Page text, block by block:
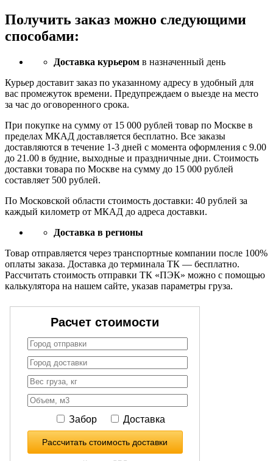
Получить заказ можно следующими
способами:
Доставка курьером в назначенный день
Курьер доставит заказ по указанному адресу в удобный для
вас промежуток времени. Предупреждаем о выезде на место
за час до оговоренного срока.
При покупке на сумму от 15 000 рублей товар по Москве в
пределах МКАД доставляется бесплатно. Все заказы
доставляются в течение 1-3 дней с момента оформления с 9.00
до 21.00 в будние, выходные и праздничные дни. Стоимость
доставки товара по Москве на сумму до 15 000 рублей
составляет 500 рублей.
По Московской области стоимость доставки: 40 рублей за
каждый километр от МКАД до адреса доставки.
Доставка в регионы
Товар отправляется через транспортные компании после 100%
оплаты заказа. Доставка до терминала ТК — бесплатно.
Рассчитать стоимость отправки ТК «ПЭК» можно с помощью
калькулятора на нашем сайте, указав параметры груза.